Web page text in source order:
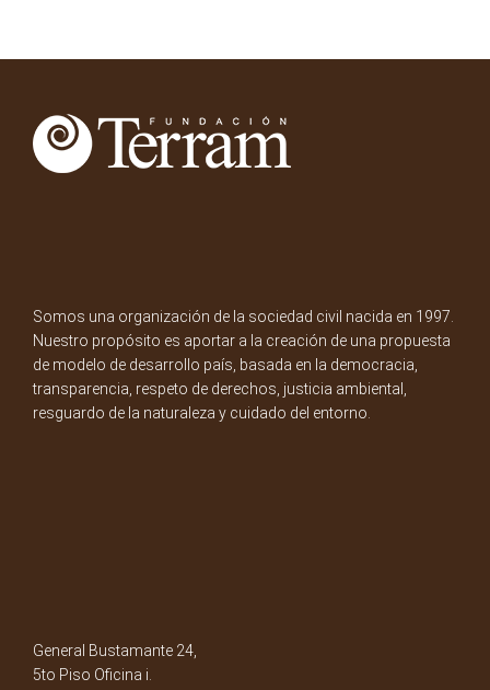
Somos una organización de la sociedad civil nacida en 1997.
Nuestro propósito es aportar a la creación de una propuesta
de modelo de desarrollo país, basada en la democracia,
transparencia, respeto de derechos, justicia ambiental,
resguardo de la naturaleza y cuidado del entorno.
General Bustamante 24,
5to Piso Oficina i.